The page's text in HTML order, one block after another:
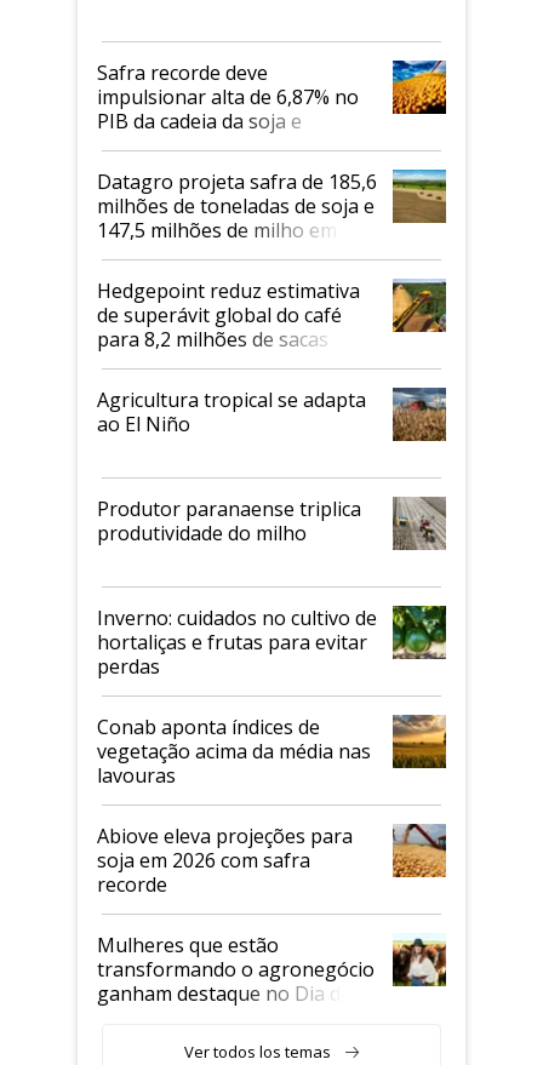
Safra recorde deve
impulsionar alta de 6,87% no
PIB da cadeia da soja e
biodiesel em 2026
Datagro projeta safra de 185,6
milhões de toneladas de soja e
147,5 milhões de milho em
2026/27
Hedgepoint reduz estimativa
de superávit global do café
para 8,2 milhões de sacas
Agricultura tropical se adapta
ao El Niño
Produtor paranaense triplica
produtividade do milho
Inverno: cuidados no cultivo de
hortaliças e frutas para evitar
perdas
Conab aponta índices de
vegetação acima da média nas
lavouras
Abiove eleva projeções para
soja em 2026 com safra
recorde
Mulheres que estão
transformando o agronegócio
ganham destaque no Dia do
Ver todos los temas